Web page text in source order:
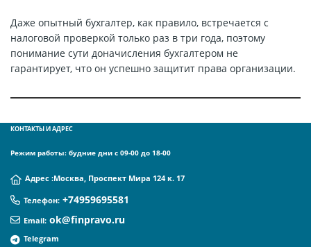
Даже опытный бухгалтер, как правило, встречается с
налоговой проверкой только раз в три года, поэтому
понимание сути доначисления бухгалтером не
гарантирует, что он успешно защитит права организации.
КОНТАКТЫ И АДРЕС
Режим работы: будние дни с 09-00 до 18-00
Адрес :Москва, Проспект Мира 124 к. 17
Телефон: +74959695581
Email: ok@finpravo.ru
Telegram